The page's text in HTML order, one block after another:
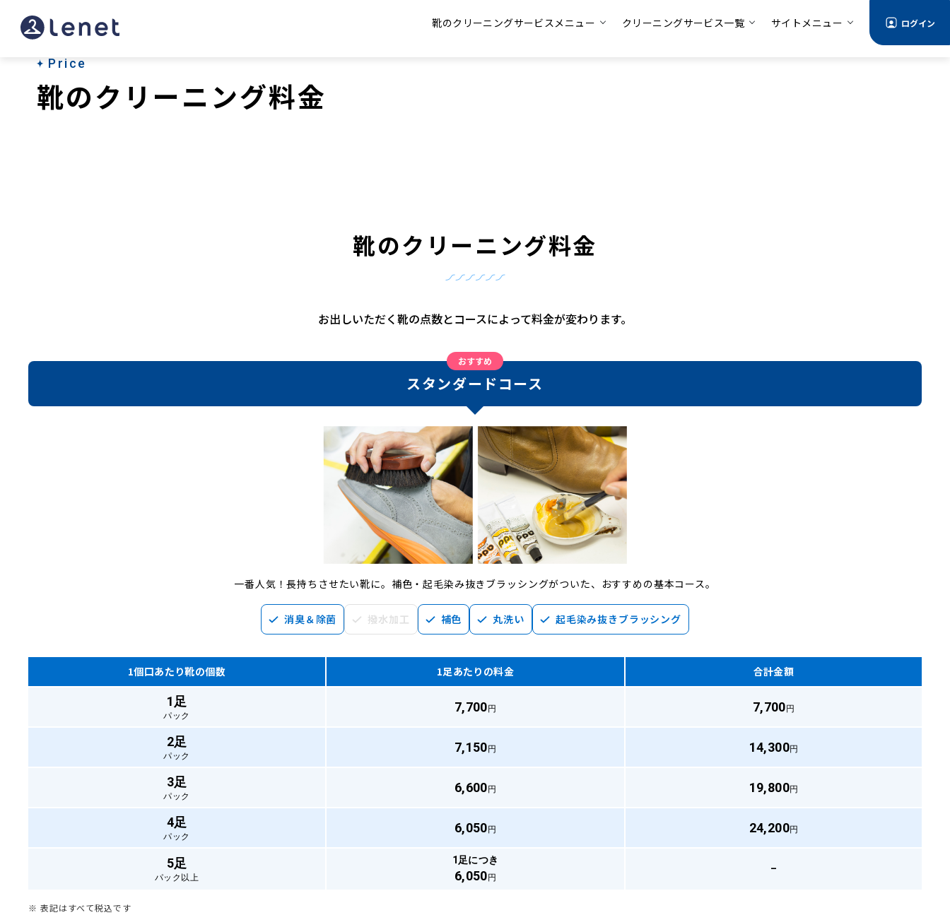
靴のクリーニングサービスメニュー クリーニングサービス一覧 サイトメニュー ログイン
Price
靴のクリーニング料金
靴のクリーニング料金
お出しいただく靴の点数とコースによって料金が変わります。
おすすめ
スタンダードコース
一番人気！長持ちさせたい靴に。補色・起毛染み抜きブラッシングがついた、おすすめの基本コース。
消臭＆除菌 撥水加工 補色 丸洗い 起毛染み抜きブラッシング
1個口あたり靴の個数 1足あたりの料金 合計金額
1足
パック
7,700 円 7,700 円
2足
パック
7,150 円 14,300円
3足
パック
6,600 円 19,800円
4足
パック
6,050 円 24,200円
5足
パック以上
1足につき
6,050 円
–
※ 表記はすべて税込です